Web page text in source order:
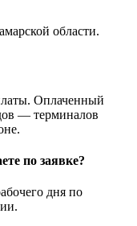
области.
Оплаченный
— терминалов
по заявке?
дня по